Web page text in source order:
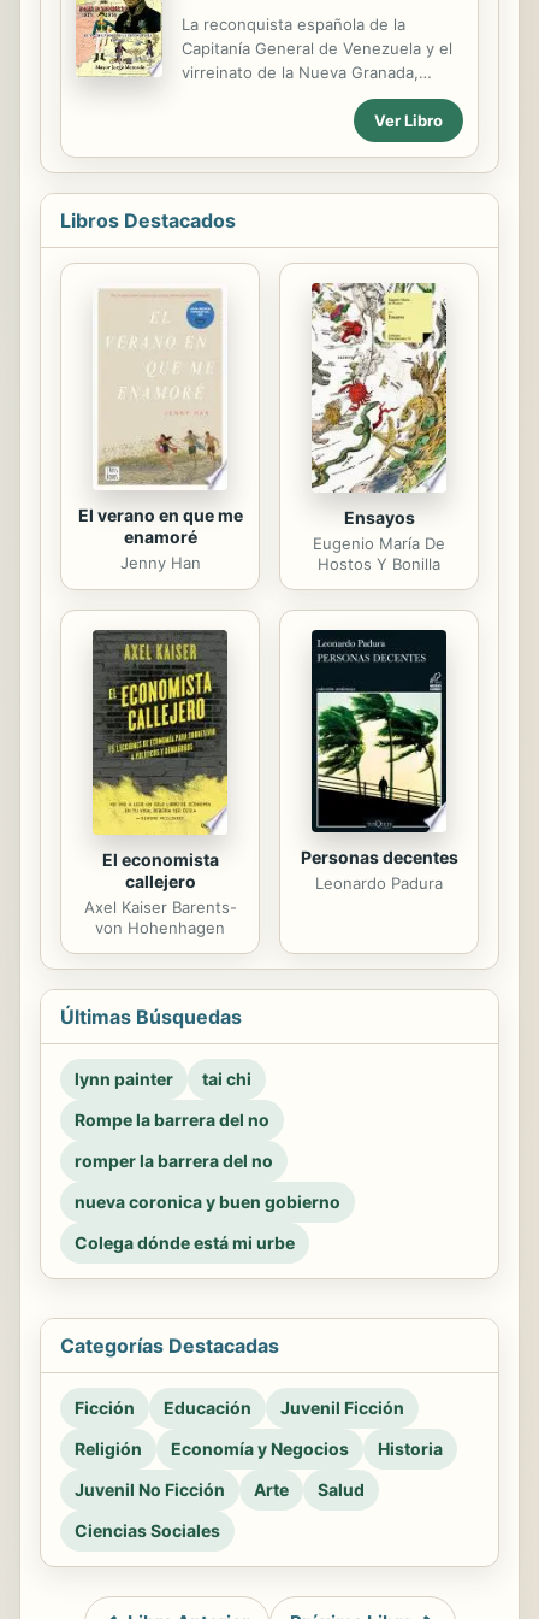
cuales la actitud de los caciques
pudo variar, en función de las
épocas, de la naturaleza de los
problemas que resolver y de los
individuos. A partir del caso de don
Francisco de Zamora en la región de
Latacunga y a lo largo de ...
La reconquista española de la
Capitanía General de Venezuela y el
virreinato de la Nueva Granada,
comandada por el general español
Pablo Morillo, fue uno de los más
sangrientos episodios de la guerra
de la independencia de
Latinoamérica, pues hizo parte del
llamado régimen del terror de la
colonias en ultramar. Pablo Morillo
era un brillante y experimentado
general que combatió contra
Napoleón Bonaparte en las guerras
europeas. Morillo llegó a Venezuela,
para iniciar la recuperación de los
tambaleantes dominios españoles en
el Nuevo Mundo, con la ...
Ver Libro
Libros Destacados
El verano en que me
enamoré
Jenny Han
Ensayos
Eugenio María De
Hostos Y Bonilla
El economista
callejero
Axel Kaiser Barents-
von Hohenhagen
Personas decentes
Leonardo Padura
Últimas Búsquedas
lynn painter
tai chi
Rompe la barrera del no
romper la barrera del no
nueva coronica y buen gobierno
Colega dónde está mi urbe
Categorías Destacadas
Ficción Educación
Juvenil Ficción
Religión
Economía y Negocios
Historia
Juvenil No Ficción
Arte
Salud
Ciencias Sociales